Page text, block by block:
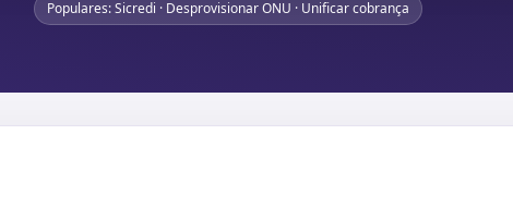
Populares: Sicredi · Desprovisionar ONU · Unificar cobrança